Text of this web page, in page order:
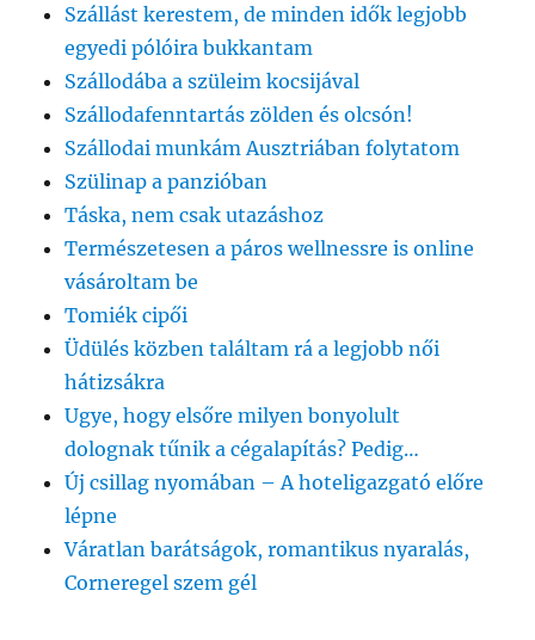
Szállást kerestem, de minden idők legjobb
egyedi pólóira bukkantam
Szállodába a szüleim kocsijával
Szállodafenntartás zölden és olcsón!
Szállodai munkám Ausztriában folytatom
Szülinap a panzióban
Táska, nem csak utazáshoz
Természetesen a páros wellnessre is online
vásároltam be
Tomiék cipői
Üdülés közben találtam rá a legjobb női
hátizsákra
Ugye, hogy elsőre milyen bonyolult
dolognak tűnik a cégalapítás? Pedig…
Új csillag nyomában – A hoteligazgató előre
lépne
Váratlan barátságok, romantikus nyaralás,
Corneregel szem gél